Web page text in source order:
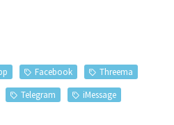
Facebook
Threema
Telegram iMessage